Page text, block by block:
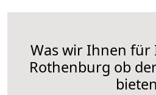
Was wir Ihnen für
Rothenburg ob
bieten